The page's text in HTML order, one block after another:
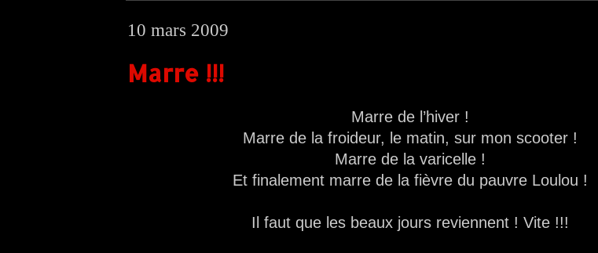
10 mars 2009
Marre !!!
Marre de l’hiver !
Marre de la froideur, le matin, sur mon scooter !
Marre de la varicelle !
Et finalement marre de la fièvre du pauvre Loulou !
Il faut que les beaux jours reviennent ! Vite !!!